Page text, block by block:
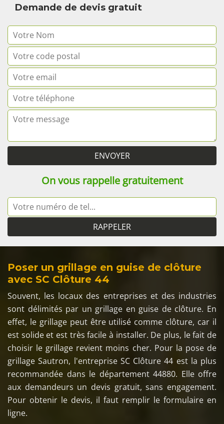
Demande de devis gratuit
On vous rappelle gratuitement
Poser un grillage en guise de clôture
avec SC Clôture 44
Souvent, les locaux des entreprises et des industries
sont délimités par un grillage en guise de clôture. En
effet, le grillage peut être utilisé comme clôture, car il
est solide et est très facile à installer. De plus, le fait de
choisir le grillage revient moins cher. Pour la pose de
grillage Sautron, l'entreprise SC Clôture 44 est la plus
recommandée dans le département 44880. Elle offre
aux demandeurs un devis gratuit, sans engagement.
Pour obtenir le devis, il faut remplir le formulaire en
ligne.